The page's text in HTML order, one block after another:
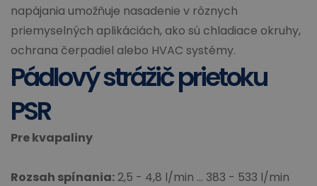
napájania umožňuje nasadenie v rôznych
priemyselných aplikáciách, ako sú chladiace okruhy,
ochrana čerpadiel alebo HVAC systémy.
Pádlový strážič prietoku
PSR
Pre kvapaliny
Rozsah spínania:2,5 - 4,8 l/min ... 383 - 533 l/min